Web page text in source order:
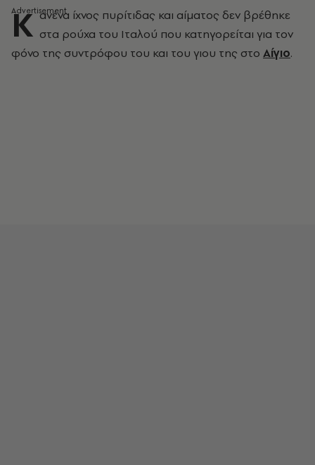
Κ ανένα ίχνος πυρίτιδας και αίματος δεν βρέθηκε
στα ρούχα του Ιταλού που κατηγορείται για τον
φόνο της συντρόφου του και του γιου της στο Αίγιο.